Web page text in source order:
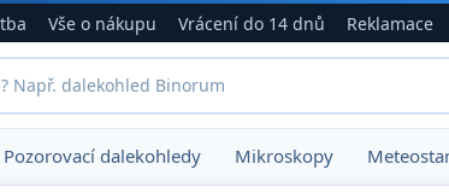
Vše o nákupu Vrácení do 14 dnů Reklamace
Pozorovací dalekohledy Mikroskopy